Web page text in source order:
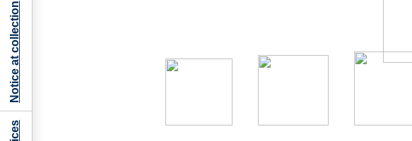
Notice at collection